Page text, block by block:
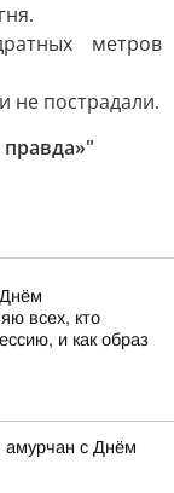
метров
не пострадали.
всех, кто
и как образ
с Днём